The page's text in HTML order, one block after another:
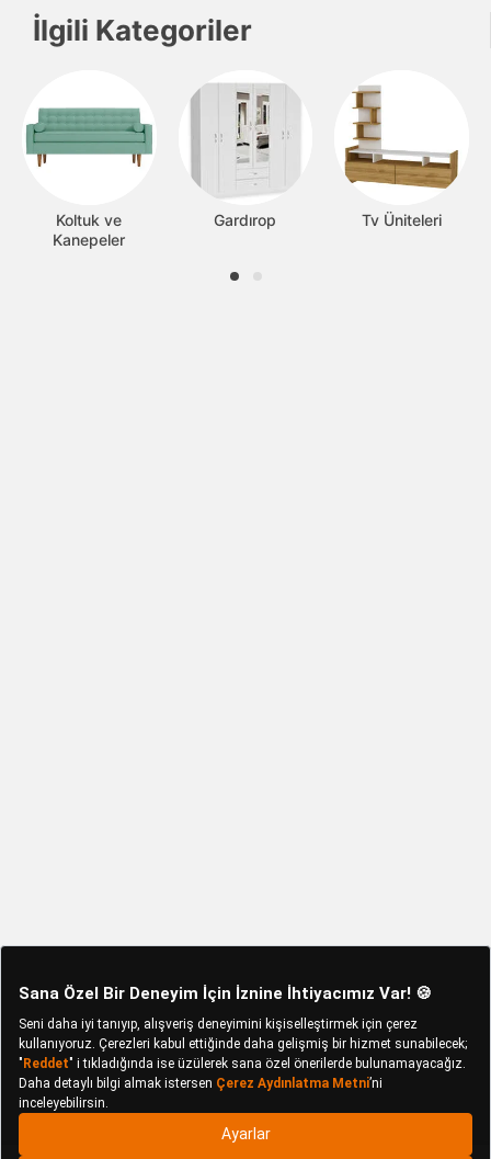
İlgili Kategoriler
Koltuk ve
Kanepeler
Gardırop Tv Üniteleri